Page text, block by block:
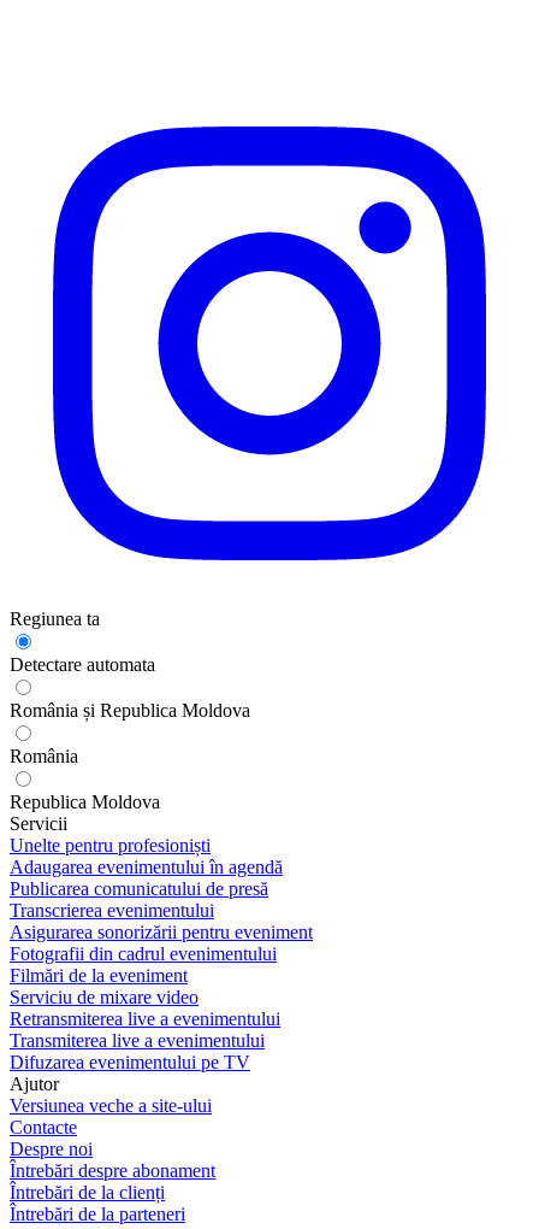
Regiunea ta
Detectare automata
România și Republica Moldova
România
Republica Moldova
Servicii
Unelte pentru profesioniști
Adaugarea evenimentului în agendă
Publicarea comunicatului de presă
Transcrierea evenimentului
Asigurarea sonorizării pentru eveniment
Fotografii din cadrul evenimentului
Filmări de la eveniment
Serviciu de mixare video
Retransmiterea live a evenimentului
Transmiterea live a evenimentului
Difuzarea evenimentului pe TV
Ajutor
Versiunea veche a site-ului
Contacte
Despre noi
Întrebări despre abonament
Întrebări de la clienți
Întrebări de la parteneri